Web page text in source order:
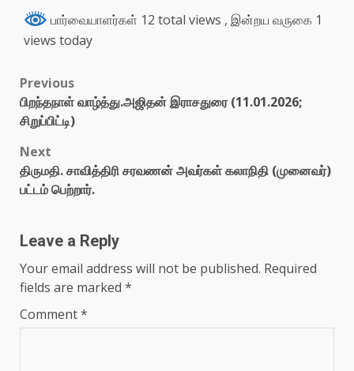
பார்வையாளர்கள் 12 total views , இன்றய வருகை 1
views today
Previous
பிறந்தநாள் வாழ்த்து.அஜிதன் இராசதுரை (11.01.2026;
சிறுப்பிட்டி)
Next
திருமதி. சாவித்திரி சரவணன் அவர்கள் கலாநிதி (முனைவர்)
பட்டம் பெற்றார்.
Leave a Reply
Your email address will not be published. Required
fields are marked *
Comment*